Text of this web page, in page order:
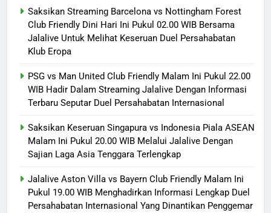
Saksikan Streaming Barcelona vs Nottingham Forest
Club Friendly Dini Hari Ini Pukul 02.00 WIB Bersama
Jalalive Untuk Melihat Keseruan Duel Persahabatan
Klub Eropa
PSG vs Man United Club Friendly Malam Ini Pukul 22.00
WIB Hadir Dalam Streaming Jalalive Dengan Informasi
Terbaru Seputar Duel Persahabatan Internasional
Saksikan Keseruan Singapura vs Indonesia Piala ASEAN
Malam Ini Pukul 20.00 WIB Melalui Jalalive Dengan
Sajian Laga Asia Tenggara Terlengkap
Jalalive Aston Villa vs Bayern Club Friendly Malam Ini
Pukul 19.00 WIB Menghadirkan Informasi Lengkap Duel
Persahabatan Internasional Yang Dinantikan Penggemar